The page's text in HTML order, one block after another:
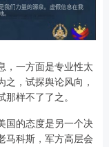
，一方面是专业性太
，试探舆论风向，
样不了了之。
国的态度是另一个决
马科斯，军方高层会